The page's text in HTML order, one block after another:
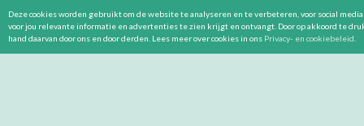
Deze cookies worden gebruikt om de website te analyseren en te verbeteren, voor social
voor jou relevante informatie en advertenties te zien krijgt en ontvangt. Door op akkoord te
hand daarvan door ons en door derden. Lees meer over cookies in ons Privacy- en cookiebeleid